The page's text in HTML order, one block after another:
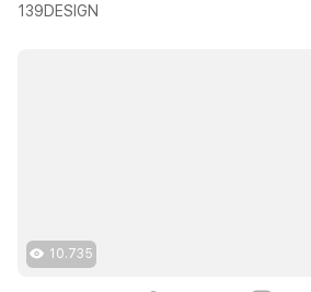
139DESIGN
10.735